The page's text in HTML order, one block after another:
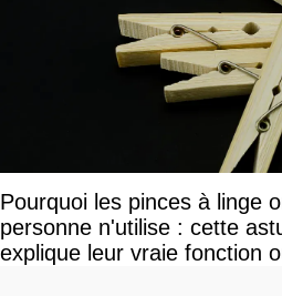
Pourquoi les pinces à linge
personne n'utilise : cette
explique leur vraie fonction